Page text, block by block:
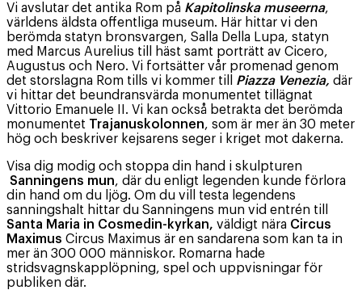
Vi avslutar det antika Rom på Kapitolinska museerna,
världens äldsta offentliga museum. Här hittar vi den
berömda statyn bronsvargen, Salla Della Lupa, statyn
med Marcus Aurelius till häst samt porträtt av Cicero,
Augustus och Nero. Vi fortsätter vår promenad genom
det storslagna Rom tills vi kommer till Piazza Venezia, där
vi hittar det beundransvärda monumentet tillägnat
Vittorio Emanuele II. Vi kan också betrakta det berömda
monumentet Trajanuskolonnen, som är mer än 30 meter
hög och beskriver kejsarens seger i kriget mot dakerna.
Visa dig modig och stoppa din hand i skulpturen
Sanningens mun, där du enligt legenden kunde förlora
din hand om du ljög. Om du vill testa legendens
sanningshalt hittar du Sanningens mun vid entrén till
Santa Maria in Cosmedin-kyrkan, väldigt nära Circus
Maximus Circus Maximus är en sandarena som kan ta in
mer än 300 000 människor. Romarna hade
stridsvagnskapplöpning, spel och uppvisningar för
publiken där.